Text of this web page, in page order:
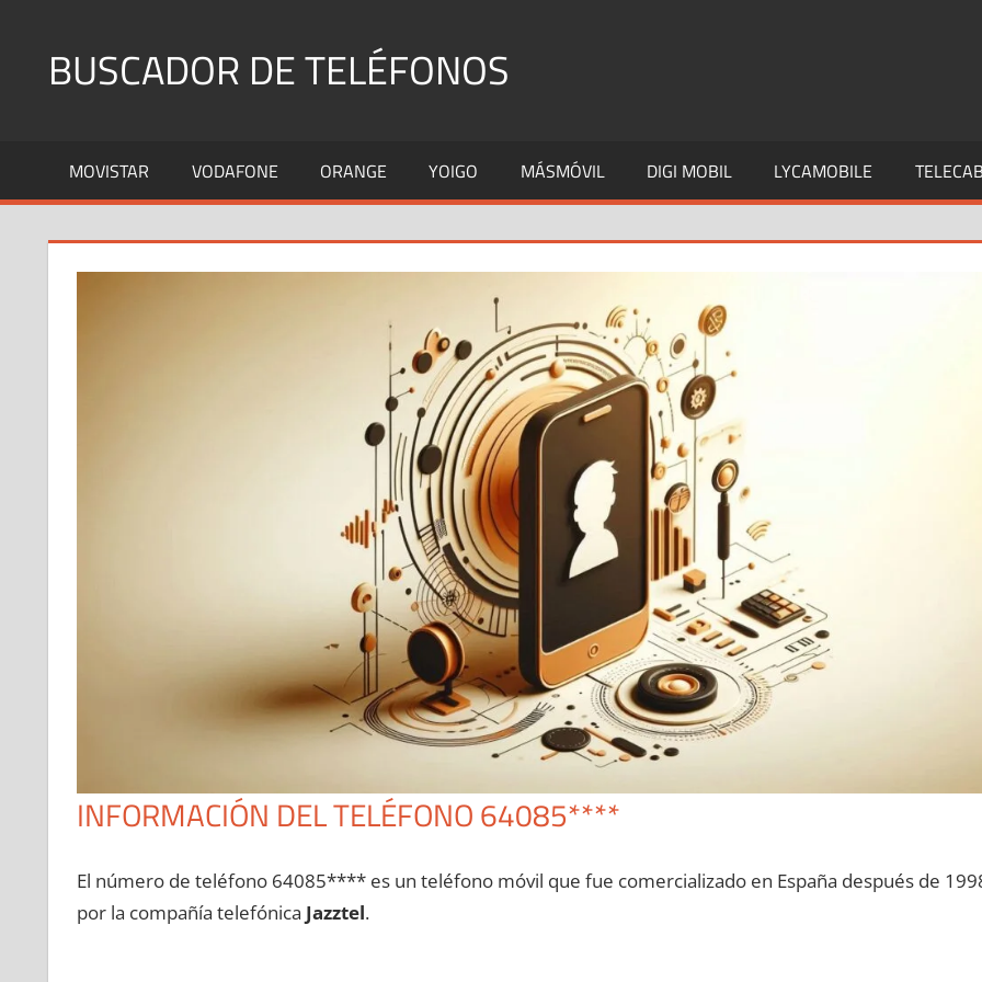
contenidoBUSCADOR DE TELÉFONOS
Fijos
y
MOVISTAR VODAFONE ORANGE YOIGO MÁSMÓVIL DIGI MOBIL LYCAMOBILE
INFORMACIÓN DEL TELÉFONO 64085****
El número dе teléfono 64085**** es un teléfono móvil quе fue comercializado en España después dе
pοr la compañía telefónica Jazztel.